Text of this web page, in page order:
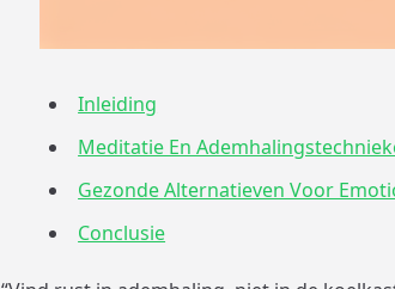
Inleiding
Meditatie En
Gezonde Alternatieven Voor
Conclusie